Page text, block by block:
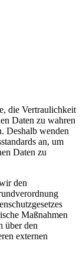
die Vertraulichkeit
Daten zu wahren
Deshalb wenden
an, um
Daten zu
den
Maßnahmen
über den
externen